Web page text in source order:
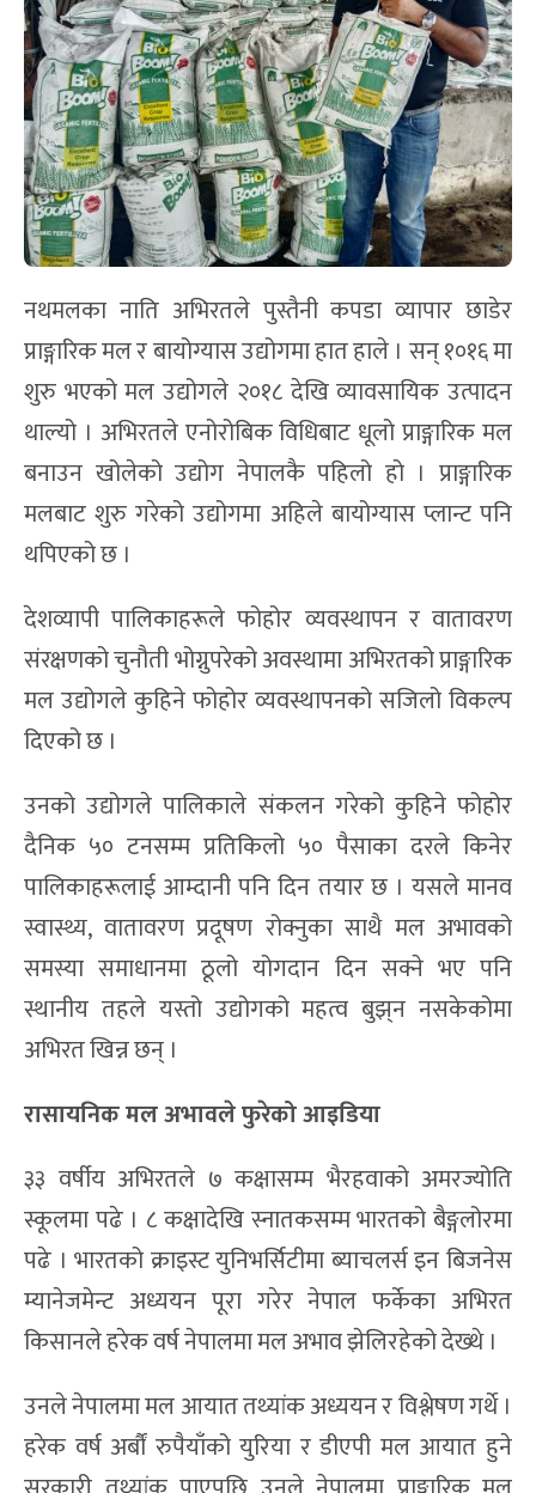
नथमलका नाति अभिरतले पुस्तैनी कपडा व्यापार छाडेर
प्राङ्गारिक मल र बायोग्यास उद्योगमा हात हाले । सन् १०१६ मा
शुरु भएको मल उद्योगले २०१८ देखि व्यावसायिक उत्पादन
थाल्यो । अभिरतले एनोरोबिक विधिबाट धूलो प्राङ्गारिक मल
बनाउन खोलेको उद्योग नेपालकै पहिलो हो । प्राङ्गारिक
मलबाट शुरु गरेको उद्योगमा अहिले बायोग्यास प्लान्ट पनि
थपिएको छ ।
देशव्यापी पालिकाहरूले फोहोर व्यवस्थापन र वातावरण
संरक्षणको चुनौती भोग्नुपरेको अवस्थामा अभिरतको प्राङ्गारिक
मल उद्योगले कुहिने फोहोर व्यवस्थापनको सजिलो विकल्प
दिएको छ ।
उनको उद्योगले पालिकाले संकलन गरेको कुहिने फोहोर
दैनिक ५० टनसम्म प्रतिकिलो ५० पैसाका दरले किनेर
पालिकाहरूलाई आम्दानी पनि दिन तयार छ । यसले मानव
स्वास्थ्य, वातावरण प्रदूषण रोक्नुका साथै मल अभावको
समस्या समाधानमा ठूलो योगदान दिन सक्ने भए पनि
स्थानीय तहले यस्तो उद्योगको महत्व बुझ्‌न नसकेकोमा
अभिरत खिन्न छन् ।
रासायनिक मल अभावले फुरेको आइडिया
३३ वर्षीय अभिरतले ७ कक्षासम्म भैरहवाको अमरज्योति
स्कूलमा पढे । ८ कक्षादेखि स्नातकसम्म भारतको बैङ्गलोरमा
पढे । भारतको क्राइस्ट युनिभर्सिटीमा ब्याचलर्स इन बिजनेस
म्यानेजमेन्ट अध्ययन पूरा गरेर नेपाल फर्केका अभिरत
किसानले हरेक वर्ष नेपालमा मल अभाव झेलिरहेको देख्थे ।
उनले नेपालमा मल आयात तथ्यांक अध्ययन र विश्लेषण गर्थे ।
हरेक वर्ष अर्बौं रुपैयाँको युरिया र डीएपी मल आयात हुने